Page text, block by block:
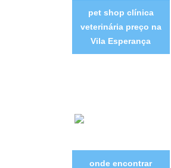
pet shop clínica
veterinária preço na
Vila Esperança
onde encontrar